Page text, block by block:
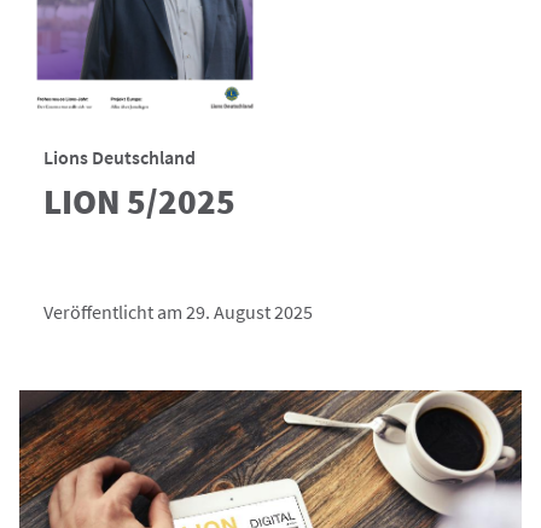
Lions Deutschland
LION 5/2025
Veröffentlicht am 29. August 2025